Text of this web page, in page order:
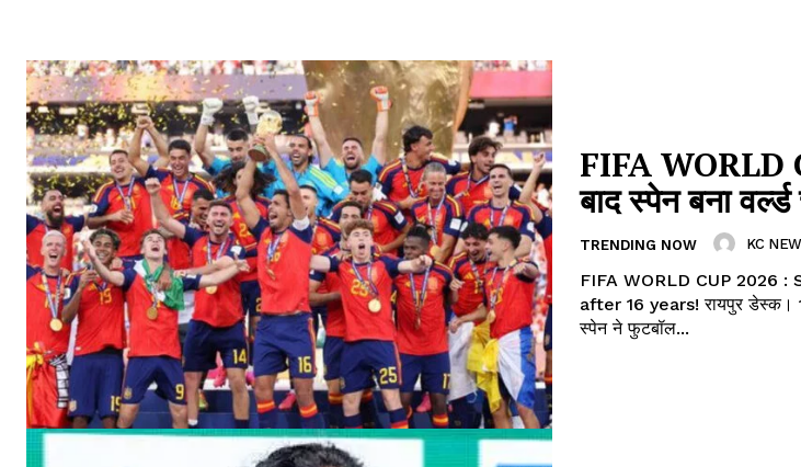
FIFA WORLD
बाद स्पेन बना
TRENDING NOW KC
FIFA WORLD CUP 2026
after 16 years! रायपुर डेस्क। 16 साल का इंतजार आखिर खत्म हो गया।
स्पेन ने फुटबॉल...